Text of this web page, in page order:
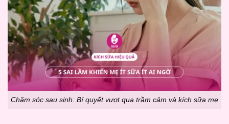
Chăm sóc sau sinh: Bí quyết vượt qua trầm cảm và kích sữa mẹ